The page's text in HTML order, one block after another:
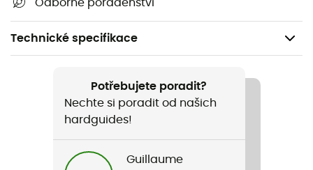
Odborné poradenství
Technické specifikace
Název produktu
Potřebujete poradit?
Nechte si poradit od našich
hardguides!
Guillaume